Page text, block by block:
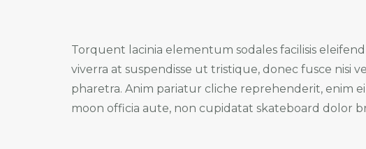
Torquent lacinia elementum sodales facilisis
viverra at suspendisse ut tristique, donec fusce nisi
pharetra. Anim pariatur cliche reprehenderit, enim
moon officia aute, non cupidatat skateboard dolor